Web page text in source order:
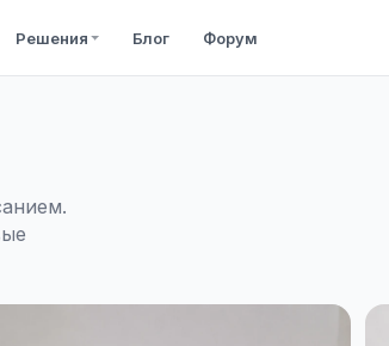
Решения Блог Форум